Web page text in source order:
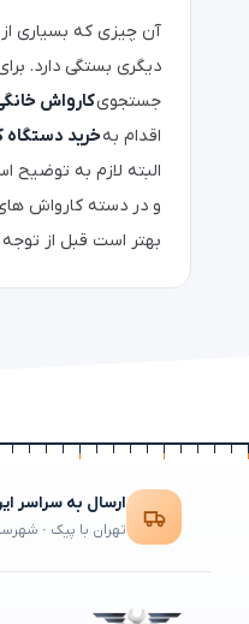
آن چیزی که بسیاری از
دیگری بستگی دارد.
جستجویکارواش
اقدام بهخرید دستگاه
البته لازم به توضیح
و در دسته کارواش
بهتر است قبل از
ارسال به سراسر
تهران با پیک ·